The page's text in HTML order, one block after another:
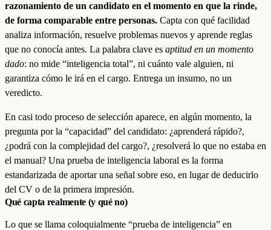
razonamiento de un candidato en el momento en que la rinde,
de forma comparable entre personas. Capta con qué facilidad
analiza información, resuelve problemas nuevos y aprende reglas
que no conocía antes. La palabra clave es aptitud en un momento
dado: no mide “inteligencia total”, ni cuánto vale alguien, ni
garantiza cómo le irá en el cargo. Entrega un insumo, no un
veredicto.
En casi todo proceso de selección aparece, en algún momento, la
pregunta por la “capacidad” del candidato: ¿aprenderá rápido?,
¿podrá con la complejidad del cargo?, ¿resolverá lo que no estaba en
el manual? Una prueba de inteligencia laboral es la forma
estandarizada de aportar una señal sobre eso, en lugar de deducirlo
del CV o de la primera impresión.
Qué capta realmente (y qué no)
Lo que se llama coloquialmente “prueba de inteligencia” en